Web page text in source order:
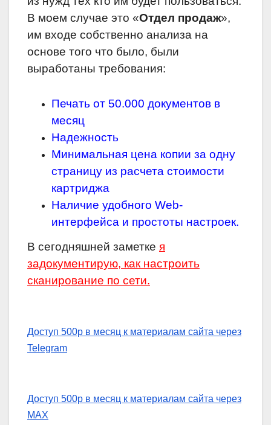
В моем случае это «Отдел продаж»,
им входе собственно анализа на
основе того что было, были
выработаны требования:
Печать от 50.000 документов в
месяц
Надежность
Минимальная цена копии за одну
страницу из расчета стоимости
картриджа
Наличие удобного Web-
интерфейса и простоты настроек.
В сегодняшней заметке я
задокументирую, как настроить
сканирование по сети.
Доступ 500р в месяц к материалам сайта через
Telegram
Доступ 500р в месяц к материалам сайта через
MAX